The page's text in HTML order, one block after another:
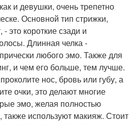
и девушки, очень трепетно
Основной тип стрижки,
это короткие сзади и
Длинная челка -
любого эмо. Также для
и чем его больше, тем лучше.
нос, бровь или губу, а
очки, это делают многие
эмо, желая полностью
также используют макияж. Стоит